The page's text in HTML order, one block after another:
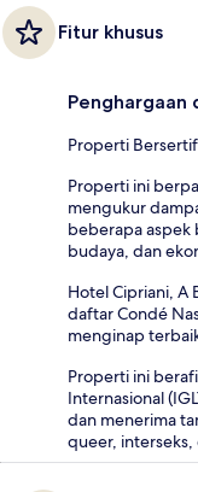
Fitur khusus
Penghargaan
Properti
Properti ini
mengukur
beberapa aspek
budaya, dan
Hotel Cipriani, A
daftar Condé
menginap
Properti ini
Internasional
dan menerima
queer, interseks,